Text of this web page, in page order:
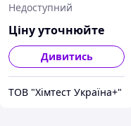
Aparatura KK 1200
TOP+INOX/G
Недоступний
Ціну уточнюйте
Дивитись
ТОВ "Хімтест Україна+"